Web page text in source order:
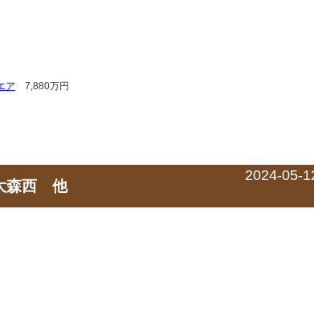
ア 7,880万円
大森西 他
2024-05-